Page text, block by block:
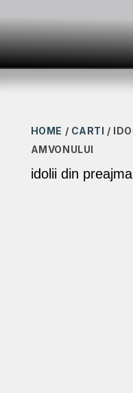
HOME / CARTI /
AMVONULUI
idolii din